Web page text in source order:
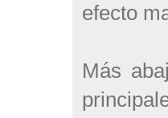
efecto
Más